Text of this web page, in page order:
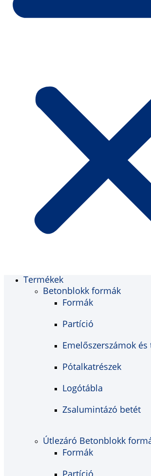
Termékek
Betonblokk formák
Formák
Partíció
Emelőszerszámok
Pótalkatrészek
Logótábla
Zsalumintázó betét
Útlezáró Betonblokk
Formák
Partíció